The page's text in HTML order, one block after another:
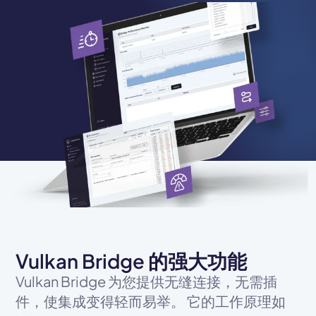
Vulkan Bridge 的强大功能
Vulkan Bridge 为您提供无缝连接，无需插
件，使集成变得轻而易举。 它的工作原理如